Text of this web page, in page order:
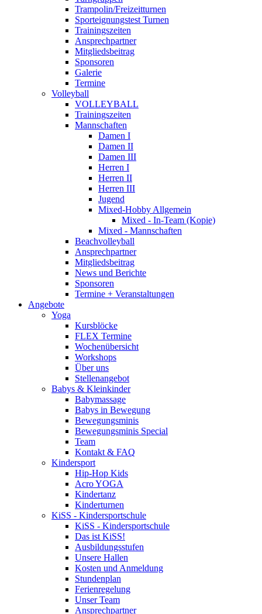
Trampolin/Freizeitturnen
Sporteignungstest Turnen
Trainingszeiten
Ansprechpartner
Mitgliedsbeitrag
Sponsoren
Galerie
Termine
Volleyball
VOLLEYBALL
Trainingszeiten
Mannschaften
Damen I
Damen II
Damen III
Herren I
Herren II
Herren III
Jugend
Mixed-Hobby Allgemein
Mixed - In-Team (Kopie)
Mixed - Mannschaften
Beachvolleyball
Ansprechpartner
Mitgliedsbeitrag
News und Berichte
Sponsoren
Termine + Veranstaltungen
Angebote
Yoga
Kursblöcke
FLEX Termine
Wochenübersicht
Workshops
Über uns
Stellenangebot
Babys & Kleinkinder
Babymassage
Babys in Bewegung
Bewegungsminis
Bewegungsminis Special
Team
Kontakt & FAQ
Kindersport
Hip-Hop Kids
Acro YOGA
Kindertanz
Kinderturnen
KiSS - Kindersportschule
KiSS - Kindersportschule
Das ist KiSS!
Ausbildungsstufen
Unsere Hallen
Kosten und Anmeldung
Stundenplan
Ferienregelung
Unser Team
Ansprechpartner